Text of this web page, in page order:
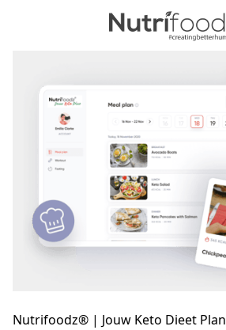
Nutrifoodz® | Jouw Keto Dieet Plan